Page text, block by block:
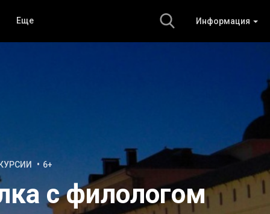
Информация
Еще
6+
с филологом